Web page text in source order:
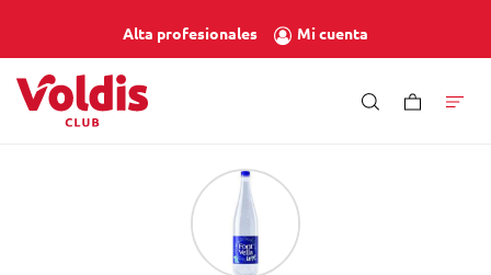
Alta profesionales Mi cuenta